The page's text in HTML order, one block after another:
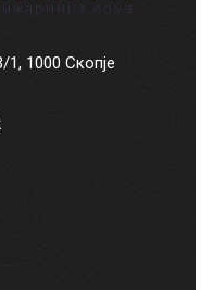
1000 Скопје